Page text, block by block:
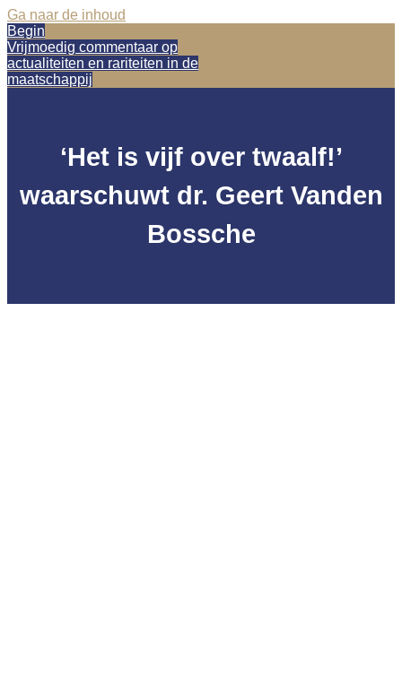
Ga naar de inhoud
Begin
Vrijmoedig commentaar op
actualiteiten en rariteiten in de
maatschappij
‘Het is vijf over twaalf!’
waarschuwt dr. Geert Vanden
Bossche